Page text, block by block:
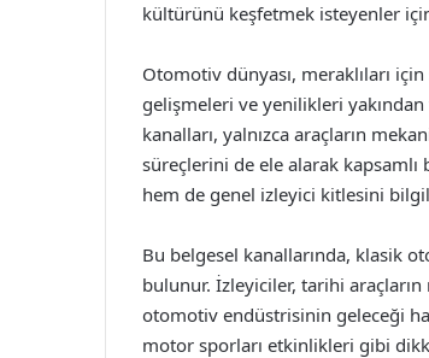
kültürünü keşfetmek isteyenler
Otomotiv dünyası, meraklıları
gelişmeleri ve yenilikleri
kanalları, yalnızca araçların
süreçlerini de ele alarak
hem de genel izleyici kitlesini
Bu belgesel kanallarında, klasik
bulunur. İzleyiciler, tarihi
otomotiv endüstrisinin geleceği
motor sporları etkinlikleri gibi